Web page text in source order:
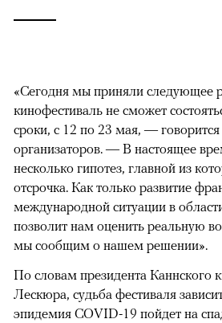
«Сегодня мы приняли следующее
кинофестиваль не сможет
сроки, с 12 по 23 мая, — говорится
организаторов. — В настоящее
несколько гипотез, главной из
отсрочка. Как только развитие
международной ситуации в
позволит нам оценить реальную
мы сообщим о нашем решении».
По словам президента Каннского
Лескюра, судьба фестиваля
эпидемия COVID-19 пойдет на